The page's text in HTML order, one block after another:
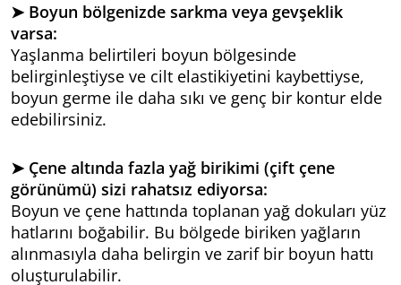
➤ Boyun bölgenizde sarkma veya gevşeklik
varsa:
Yaşlanma belirtileri boyun bölgesinde
belirginleştiyse ve cilt elastikiyetini kaybettiyse,
boyun germe ile daha sıkı ve genç bir kontur elde
edebilirsiniz.
➤ Çene altında fazla yağ birikimi (çift çene
görünümü) sizi rahatsız ediyorsa:
Boyun ve çene hattında toplanan yağ dokuları yüz
hatlarını boğabilir. Bu bölgede biriken yağların
alınmasıyla daha belirgin ve zarif bir boyun hattı
oluşturulabilir.